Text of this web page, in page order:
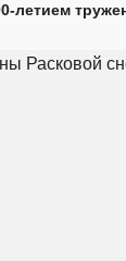
летием